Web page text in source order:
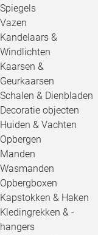
Spiegels
Vazen
Kandelaars &
Windlichten
Kaarsen &
Geurkaarsen
Schalen & Dienbladen
Decoratie objecten
Huiden & Vachten
Opbergen
Manden
Wasmanden
Opbergboxen
Kapstokken & Haken
Kledingrekken & -
hangers